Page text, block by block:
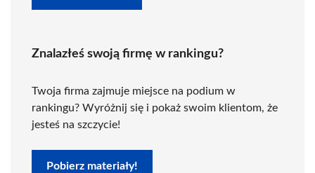
Znalazłeś swoją firmę w rankingu?
Twoja firma zajmuje miejsce na podium w
rankingu? Wyróżnij się i pokaż swoim klientom, że
jesteś na szczycie!
Pobierz materiały!